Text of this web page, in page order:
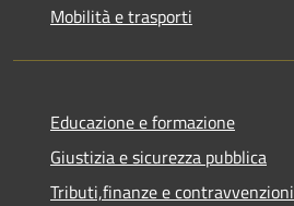
Mobilità e trasporti
Educazione e formazione
Giustizia e sicurezza pubblica
Tributi,finanze e contravvenzioni